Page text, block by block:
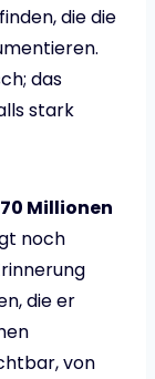
die die
das
stark
70 Millionen
noch
die er
von